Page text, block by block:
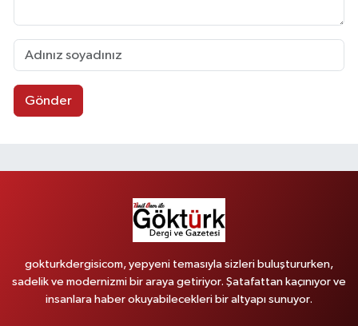
Gönder
gokturkdergisicom, yepyeni temasıyla sizleri buluştururken,
sadelik ve modernizmi bir araya getiriyor. Şatafattan kaçınıyor ve
insanlara haber okuyabilecekleri bir altyapı sunuyor.